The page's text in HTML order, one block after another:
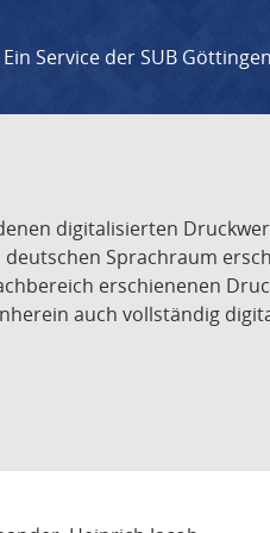
Ein Service der SUB Göttingen
digitalisierten
Sprachraum
erschienenen
auch vollständig